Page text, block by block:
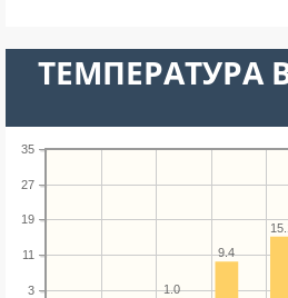
3
11
19
27
35
9.4
1.0